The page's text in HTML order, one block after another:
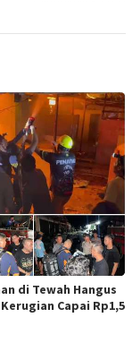
di Tewah Hangus
Capai Rp1,5